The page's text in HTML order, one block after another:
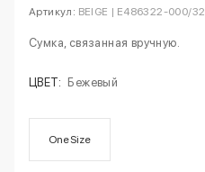
Артикул: BEIGE | E486322-000/32
Сумка, связанная вручную.
ЦВЕТ: Бежевый
One Size